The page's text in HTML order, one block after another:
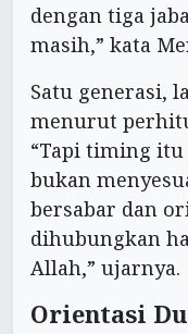
dengan tiga
masih,” kata
Satu generasi,
menurut
“Tapi timing
bukan
bersabar dan
dihubungkan
Allah,” ujarnya.
Orientasi